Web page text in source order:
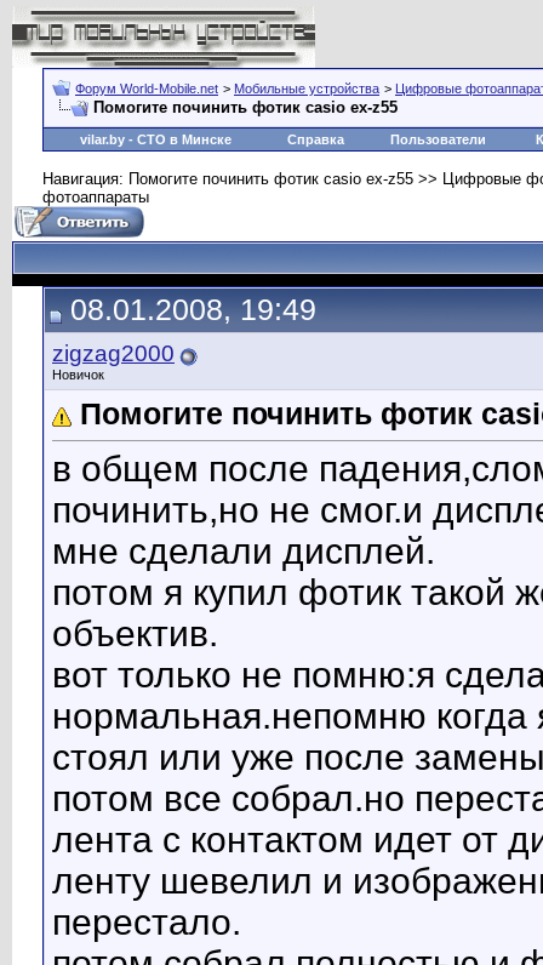
Форум World-Mobile.net > Мобильные устройства > Цифровые
Помогите починить фотик casio ex-z55
vilar.by - СТО в Минске Справка Пользователи
Навигация: Помогите починить фотик casio ex-z55 >> Цифровые
фотоаппараты
08.01.2008, 19:49
zigzag2000
Новичок
Помогите починить фотик
в общем после
починить,но не смог.и
мне сделали дисплей.
потом я купил фотик такой
объектив.
вот только не помню:я
нормальная.непомню
стоял или уже после
потом все собрал.но
лента с контактом идет от
ленту шевелил и
перестало.